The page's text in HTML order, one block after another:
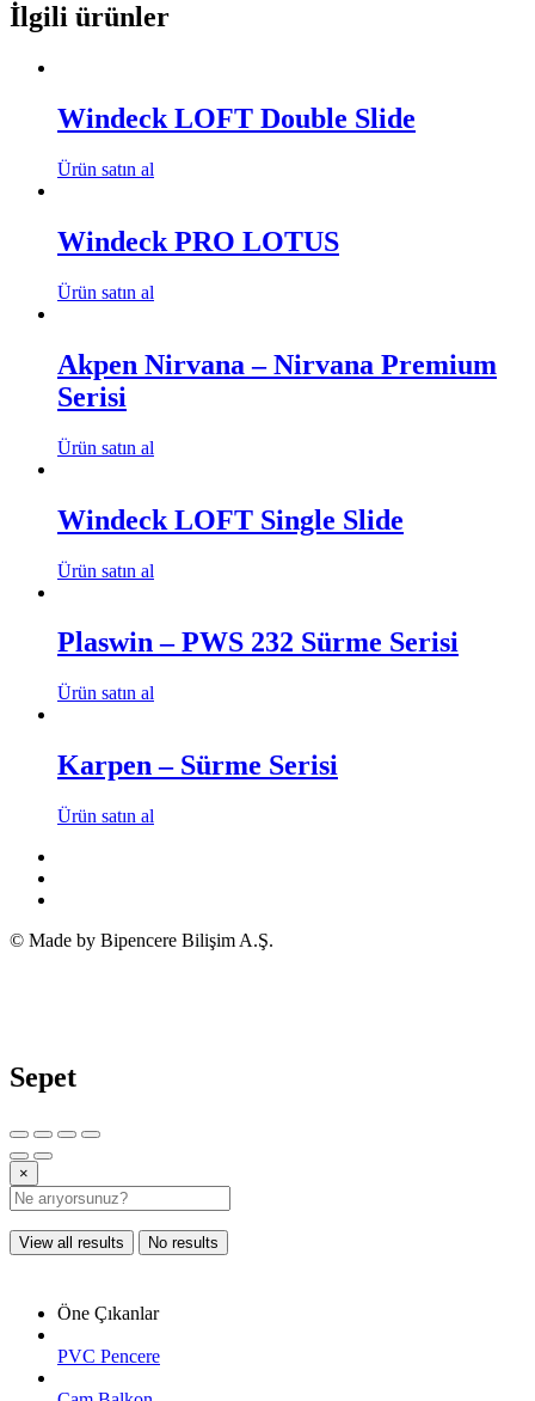
İlgili ürünler
Windeck LOFT Double Slide
Ürün satın al
Windeck PRO LOTUS
Ürün satın al
Akpen Nirvana – Nirvana Premium
Serisi
Ürün satın al
Windeck LOFT Single Slide
Ürün satın al
Plaswin – PWS 232 Sürme Serisi
Ürün satın al
Karpen – Sürme Serisi
Ürün satın al
© Made by Bipencere Bilişim A.Ş.
Sepet
×
View all results No results
Öne Çıkanlar
PVC Pencere